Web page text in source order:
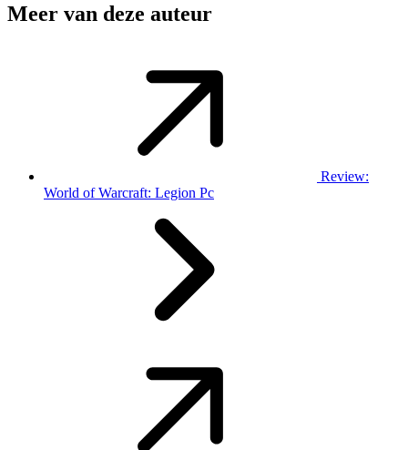
Meer van deze auteur
Review:
World of Warcraft: Legion Pc